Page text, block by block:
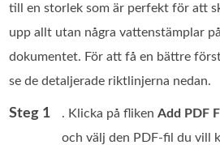
till en storlek som är perfekt för att
upp allt utan några vattenstämplar
dokumentet. För att få en bättre
se de detaljerade riktlinjerna nedan.
Steg 1 . Klicka på flikenAdd PDF
och välj den PDF‑fil du vill